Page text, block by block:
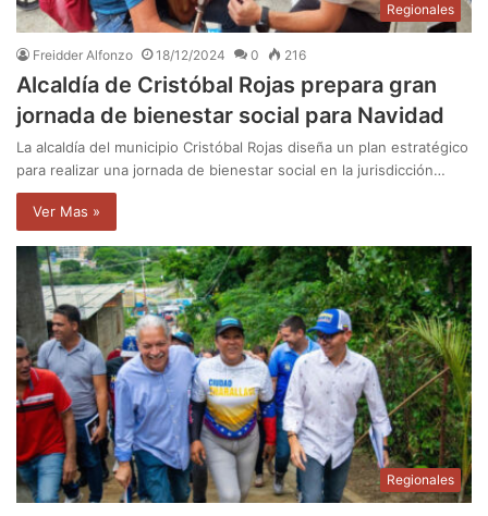
Regionales
Freidder Alfonzo 18/12/2024 0 216
Alcaldía de Cristóbal Rojas prepara gran
jornada de bienestar social para Navidad
La alcaldía del municipio Cristóbal Rojas diseña un plan estratégico
para realizar una jornada de bienestar social en la jurisdicción…
Ver Mas »
Regionales